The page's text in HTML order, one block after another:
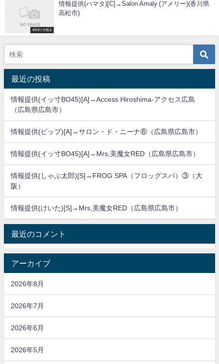
※Aランク以上
情報提供(ハマタ)[C]→Salon Amaly (アメリー)(香川県
高松市)
最近の投稿
情報提供(イッ寸BO45)[A]→Access Hiroshima-アクセス広島
（広島県広島市）
情報提供(ピップ)[A]→サロン・ド・ニーナ⑥（広島県広島市）
情報提供(イッ寸BO45)[A]→Mrs,美魔女RED（広島県広島市）
情報提供(しゃぶ太郎)[S]→FROG SPA（フロッグスパ）③（大
阪）
情報提供(けいた)[S]→Mrs,美魔女RED（広島県広島市）
最近のコメント
アーカイブ
2026年8月
2026年7月
2026年6月
2026年5月